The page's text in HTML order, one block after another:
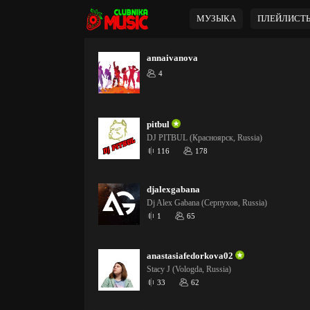
МУЗЫКА
annaivanova
4
pitbul
DJ PITBUL (Красноярск, Russia)
116 178
djalexgabana
Dj Alex Gabana (Серпухов, Russia)
1 65
anastasiafedorkova02
Stacy J (Vologda, Russia)
33 62